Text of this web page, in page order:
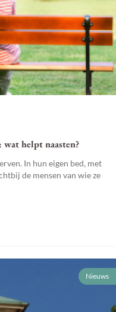
helpt naasten?
In hun eigen bed, met
de mensen van wie ze
Nieuws